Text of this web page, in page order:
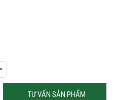
TƯ VẤN SẢN PHẨM